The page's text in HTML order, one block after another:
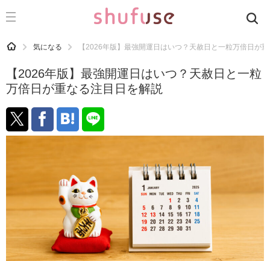
CATEGORY 記事カテゴリ
運気
洗濯
生活の知恵
マナー
食材辞典
HOME 気になる 【2026年版】最強開運日はいつ？天赦日と一粒万倍日が
【2026年版】最強開運日はいつ？天赦日と一粒
万倍日が重なる注目日を解説